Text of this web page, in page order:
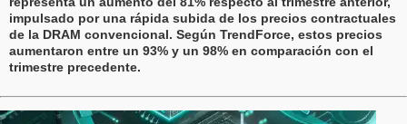
impulsado por una rápida subida de los precios contractuales
de la DRAM convencional. Según TrendForce, estos precios
aumentaron entre un 93% y un 98% en comparación con el
trimestre precedente.